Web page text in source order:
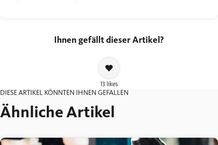
Ihnen gefällt dieser Artikel?
13 likes
DIESE ARTIKEL KÖNNTEN IHNEN GEFALLEN
Ähnliche Artikel